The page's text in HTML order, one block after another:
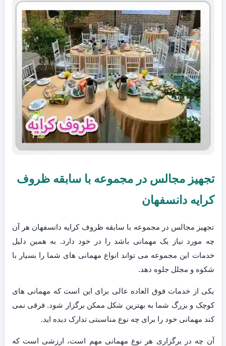
تجهیز مجالس در مجموعه با سابقه ظروف
کرایه دانسفهان
تجهیز مجالس در مجموعه با سابقه ظروف کرایه دانسفهان هر آن
چه مورد نیاز یک مهمانی باشد را در خود دارد. به همین دلیل
خدمات این مجموعه می تواند انواع مهمانی های شما را بسیار با
شکوه و مجلل جلوه دهد.
یکی از خدمات فوق العاده عالی برای این است که مهمانی های
کوچک و بزرگ شما به بهترین شکل ممکن برگزار شود. فرقی نمی
کند مهمانی خود را برای چه نوع مناسبتی تدارک دیده اید.
آن چه در برگزاری هر نوع مهمانی مهم است، ارزشی است که